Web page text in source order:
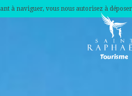
à naviguer, vous nous autorisez à